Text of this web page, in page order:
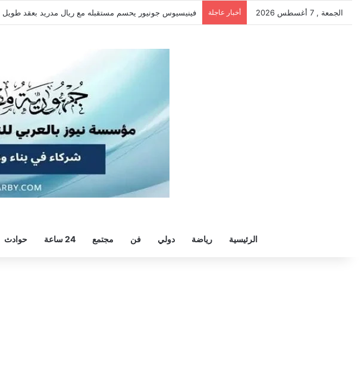
الجمعة , 7 أغسطس 2026 أخبار عاجلة فينيسيوس جونيور يحسم مستقبله مع ريال مدريد بعقد طويل الأمد
الرئيسية رياضة دولي فن مجتمع 24 ساعة حوادث